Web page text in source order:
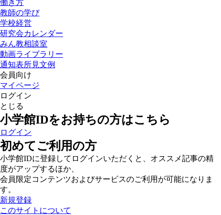
働き方
教師の学び
学校経営
研究会カレンダー
みん教相談室
動画ライブラリー
通知表所見文例
会員向け
マイページ
ログイン
とじる
小学館IDをお持ちの方はこちら
ログイン
初めてご利用の方
小学館IDに登録してログインいただくと、オススメ記事の精
度がアップするほか、
会員限定コンテンツおよびサービスのご利用が可能になりま
す。
新規登録
このサイトについて